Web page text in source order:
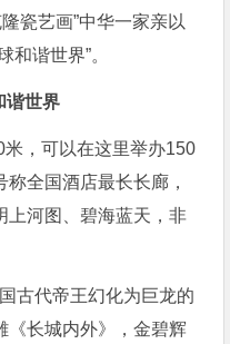
瓷艺画”中华一家亲以
和谐世界”。
谐世界
，可以在这里举办150
全国酒店最长长廊，
上河图、碧海蓝天，非
古代帝王幻化为巨龙的
《长城内外》，金碧辉